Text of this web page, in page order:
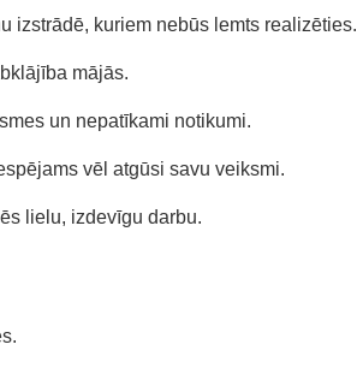
izstrādē, kuriem nebūs lemts realizēties.
mājās.
un nepatīkami notikumi.
vēl atgūsi savu veiksmi.
lielu, izdevīgu darbu.